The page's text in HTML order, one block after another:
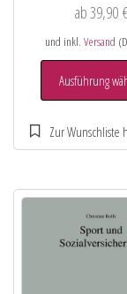
ab39,90€
und inkl.Versand
Ausführung